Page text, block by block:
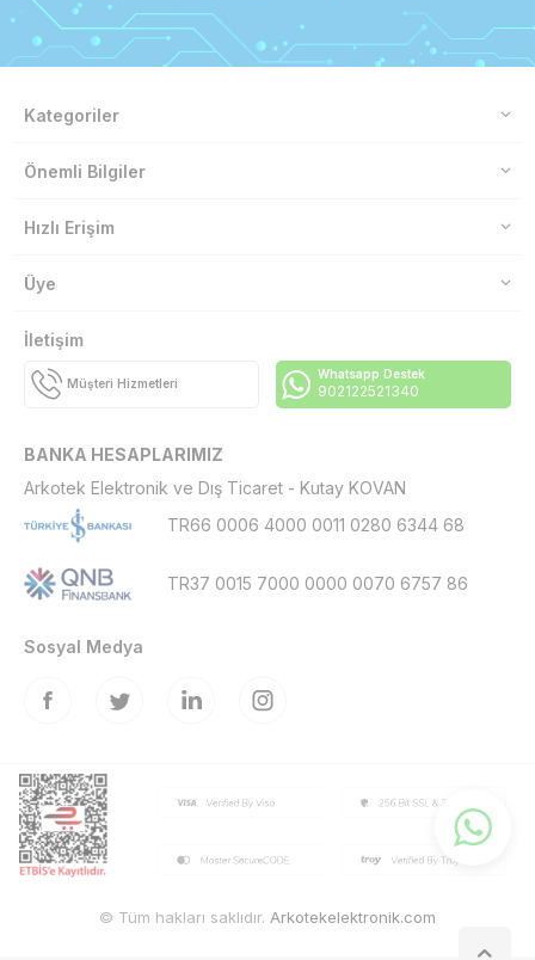
Kategoriler
Önemli Bilgiler
Hızlı Erişim
Üye
İletişim
Müşteri Hizmetleri
Whatsapp Destek
902122521340
BANKA HESAPLARIMIZ
Arkotek Elektronik ve Dış Ticaret - Kutay KOVAN
TR66 0006 4000 0011 0280 6344 68
TR37 0015 7000 0000 0070 6757 86
Sosyal Medya
© Tüm hakları saklıdır. Arkotekelektronik.com